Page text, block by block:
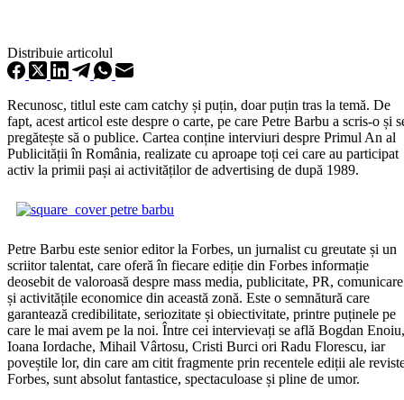
Distribuie articolul
Recunosc, titlul este cam catchy și puțin, doar puțin tras la temă. De
fapt, acest articol este despre o carte, pe care Petre Barbu a scris-o și
pregătește să o publice. Cartea conține interviuri despre Primul An al
Publicității în România, realizate cu aproape toți cei care au participat
activ la primii pași ai activităților de advertising de după 1989.
Petre Barbu este senior editor la Forbes, un jurnalist cu greutate și un
scriitor talentat, care oferă în fiecare ediție din Forbes informație
deosebit de valoroasă despre mass media, publicitate, PR, comunicare
și activitățile economice din această zonă. Este o semnătură care
garantează credibilitate, seriozitate și obiectivitate, printre puținele pe
care le mai avem pe la noi. Între cei intervievați se află Bogdan Enoiu,
Ioana Iordache, Mihail Vârtosu, Cristi Burci ori Radu Florescu, iar
poveștile lor, din care am citit fragmente prin recentele ediții ale
Forbes, sunt absolut fantastice, spectaculoase și pline de umor.